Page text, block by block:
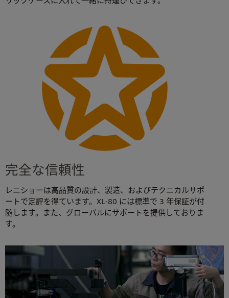
完全な信頼性
レニショーは高品質の設計、製造、およびテクニカルサポ
ートで定評を得ています。XL-80 には標準で 3 年保証が付
随します。また、グローバルにサポートを提供しておりま
す。